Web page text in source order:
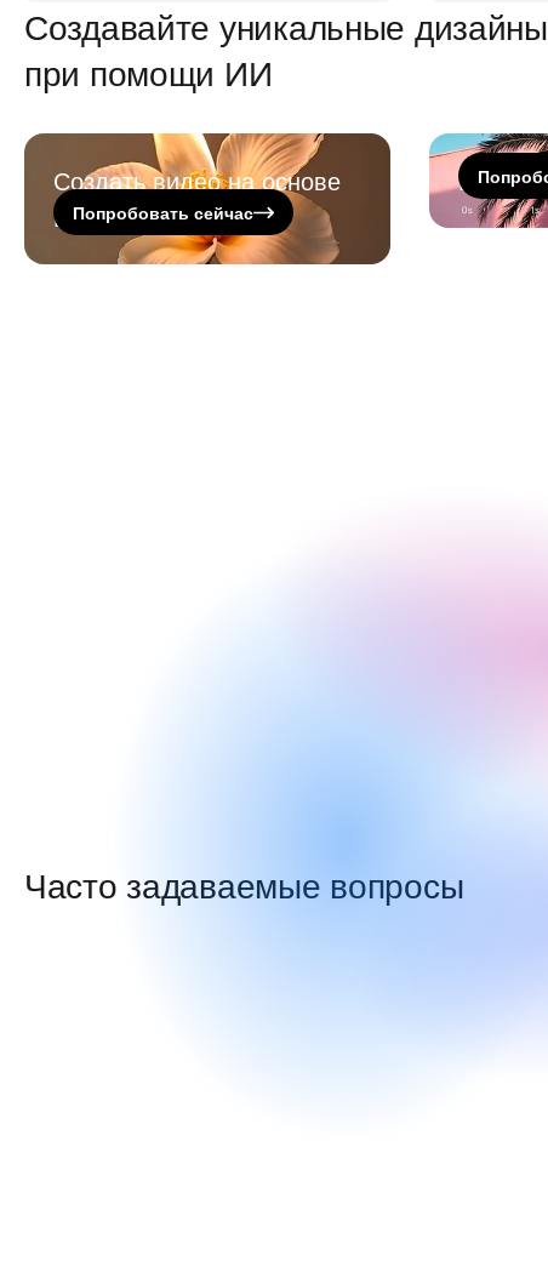
Создавайте уникальные
при помощи ИИ
Создать видео на основе
ИИПопробовать сейчас
Часто задаваемые вопросы